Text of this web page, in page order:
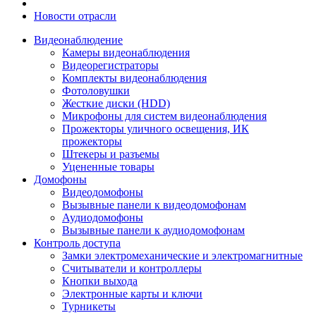
Новости отрасли
Видеонаблюдение
Камеры видеонаблюдения
Видеорегистраторы
Комплекты видеонаблюдения
Фотоловушки
Жесткие диски (HDD)
Микрофоны для систем видеонаблюдения
Прожекторы уличного освещения, ИК
прожекторы
Штекеры и разъемы
Уцененные товары
Домофоны
Видеодомофоны
Вызывные панели к видеодомофонам
Аудиодомофоны
Вызывные панели к аудиодомофонам
Контроль доступа
Замки электромеханические и электромагнитные
Считыватели и контроллеры
Кнопки выхода
Электронные карты и ключи
Турникеты